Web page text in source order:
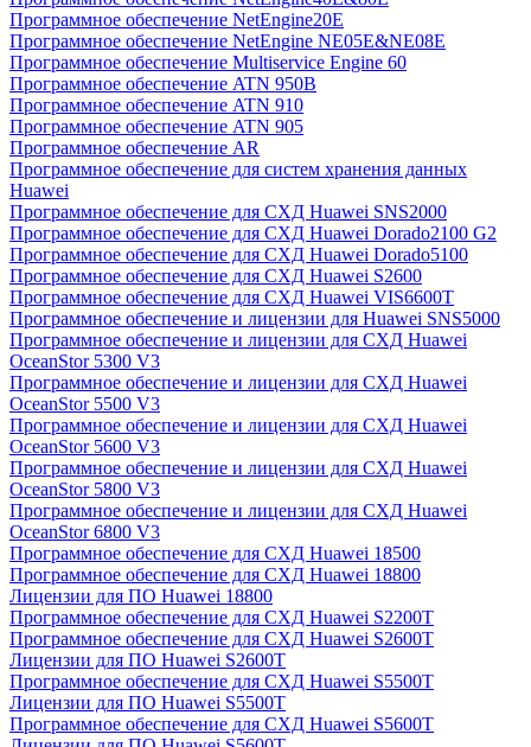
Программное обеспечение NetEngine20E
Программное обеспечение NetEngine NE05E&NE08E
Программное обеспечение Multiservice Engine 60
Программное обеспечение ATN 950B
Программное обеспечение ATN 910
Программное обеспечение ATN 905
Программное обеспечение AR
Программное обеспечение для систем хранения данных
Huawei
Программное обеспечение для СХД Huawei SNS2000
Программное обеспечение для СХД Huawei Dorado2100 G2
Программное обеспечение для СХД Huawei Dorado5100
Программное обеспечение для СХД Huawei S2600
Программное обеспечение для СХД Huawei VIS6600T
Программное обеспечение и лицензии для Huawei SNS5000
Программное обеспечение и лицензии для СХД Huawei
OceanStor 5300 V3
Программное обеспечение и лицензии для СХД Huawei
OceanStor 5500 V3
Программное обеспечение и лицензии для СХД Huawei
OceanStor 5600 V3
Программное обеспечение и лицензии для СХД Huawei
OceanStor 5800 V3
Программное обеспечение и лицензии для СХД Huawei
OceanStor 6800 V3
Программное обеспечение для СХД Huawei 18500
Программное обеспечение для СХД Huawei 18800
Лицензии для ПО Huawei 18800
Программное обеспечение для СХД Huawei S2200T
Программное обеспечение для СХД Huawei S2600T
Лицензии для ПО Huawei S2600T
Программное обеспечение для СХД Huawei S5500T
Лицензии для ПО Huawei S5500T
Программное обеспечение для СХД Huawei S5600T